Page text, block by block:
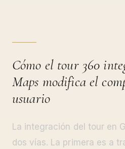
Cómo el tour 360
Maps modifica el
usuario
La integración del tour en
dos vías. La primera es a